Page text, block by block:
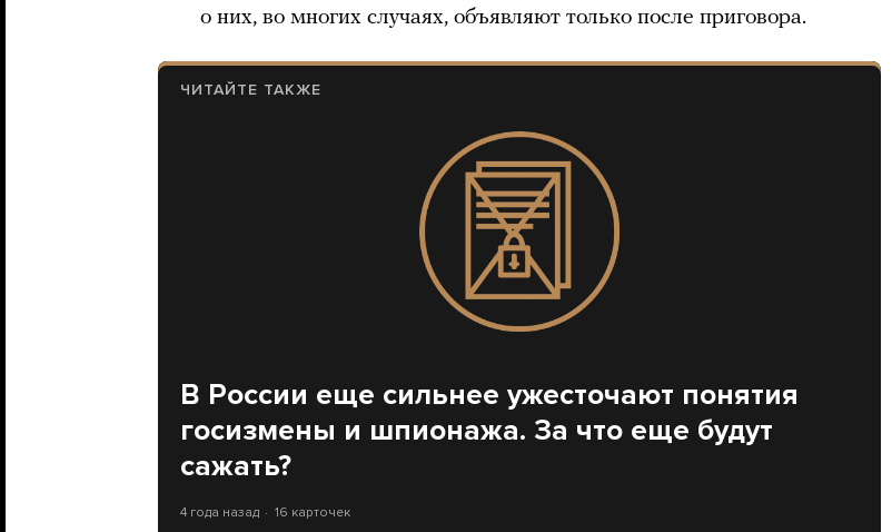
о них, во многих случаях, объявляют только после приговора.
ЧИТАЙТЕ ТАКЖЕ
В России еще сильнее ужесточают понятия
госизмены и шпионажа. За что еще будут
сажать?
4 года назад 16 карточек